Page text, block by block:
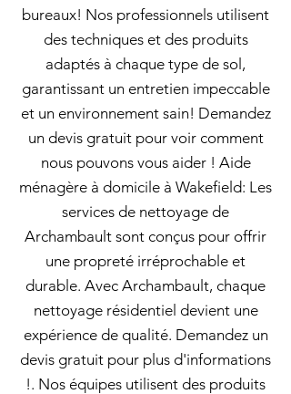
bureaux! Nos professionnels utilisent
des techniques et des produits
adaptés à chaque type de sol,
garantissant un entretien impeccable
et un environnement sain! Demandez
un devis gratuit pour voir comment
nous pouvons vous aider ! Aide
ménagère à domicile à Wakefield: Les
services de nettoyage de
Archambault sont conçus pour offrir
une propreté irréprochable et
durable. Avec Archambault, chaque
nettoyage résidentiel devient une
expérience de qualité. Demandez un
devis gratuit pour plus d'informations
!. Nos équipes utilisent des produits